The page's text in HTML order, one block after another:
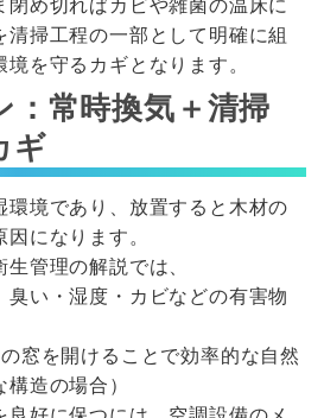
閉め切ればカビや雑菌の温床に
清掃工程の一部として明確に組
を守るカギとなります。
：常時換気＋清掃
ギ
環境であり、放置すると木材の
になります。
管理の解説では、
臭い・湿度・カビなどの有害物
窓を開けることで効率的な自然
造の場合）